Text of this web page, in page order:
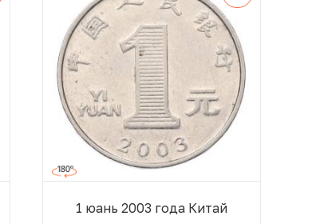
1 юань 2003 года Китай